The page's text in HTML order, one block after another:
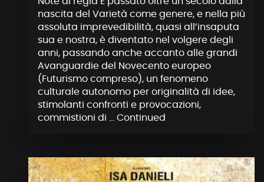
nascita del Varietà come genere, e nella più
assoluta imprevedibilità, quasi all’insaputa
sua e nostra, è diventato nel volgere degli
anni, passando anche accanto alle grandi
Avanguardie del Novecento europeo
(Futurismo compreso), un fenomeno
culturale autonomo per originalità di idee,
stimolanti confronti e provocazioni,
commistioni di … Continued